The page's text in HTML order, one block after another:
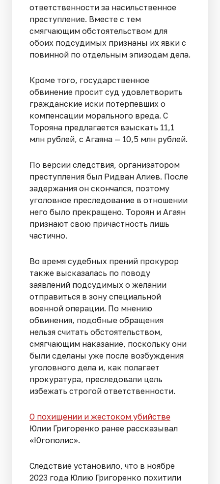
ответственности за насильственное
преступление. Вместе с тем
смягчающим обстоятельством для
обоих подсудимых признаны их явки с
повинной по отдельным эпизодам дела.
Кроме того, государственное
обвинение просит суд удовлетворить
гражданские иски потерпевших о
компенсации морального вреда. С
Торояна предлагается взыскать 11,1
млн рублей, с Агаяна — 10,5 млн рублей.
По версии следствия, организатором
преступления был Ридван Алиев. После
задержания он скончался, поэтому
уголовное преследование в отношении
него было прекращено. Тороян и Агаян
признают свою причастность лишь
частично.
Во время судебных прений прокурор
также высказалась по поводу
заявлений подсудимых о желании
отправиться в зону специальной
военной операции. По мнению
обвинения, подобные обращения
нельзя считать обстоятельством,
смягчающим наказание, поскольку они
были сделаны уже после возбуждения
уголовного дела и, как полагает
прокуратура, преследовали цель
избежать строгой ответственности.
О похищении и жестоком убийстве
Юлии Григоренко ранее рассказывал
«Югополис».
Следствие установило, что в ноябре
2023 года Юлию Григоренко похитили